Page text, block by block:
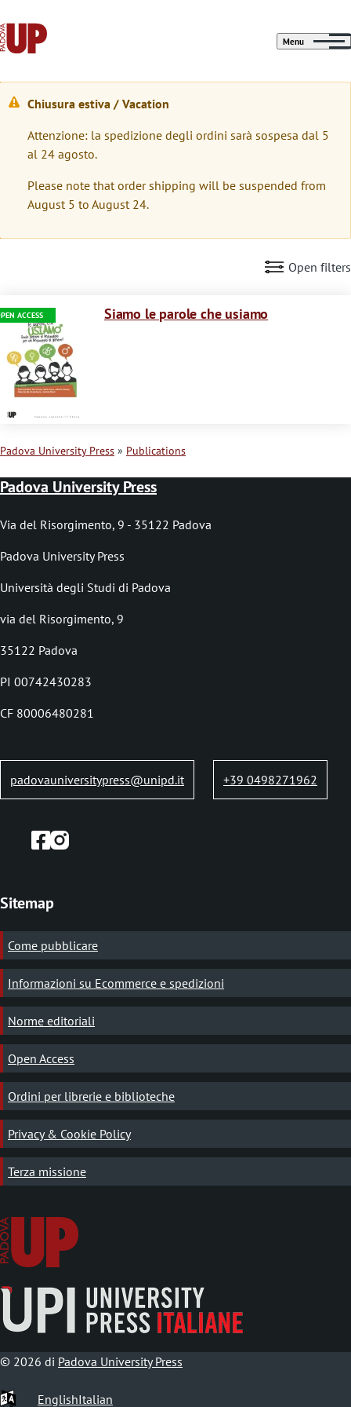
Menu
W
a
r
n
i
m
e
s
s
a
g
e
Chiusura estiva / Vacation
Attenzione: la spedizione degli ordini sarà sospesa dal 5
al 24 agosto.
Please note that order shipping will be suspended from
August 5 to August 24.
Open filters
ACCESS
Immagine Siamo le parole che usiamo
B
r
e
a
d
c
u
m
b
Padova University Press Publications
Padova University Press
Via del Risorgimento, 9 - 35122 Padova
Padova University Press
Università degli Studi di Padova
via del Risorgimento, 9
35122 Padova
PI 00742430283
CF 80006480281
padovauniversitypress@unipd.it +39 0498271962
Sitemap
Come pubblicare
Informazioni su Ecommerce e spedizioni
Norme editoriali
Open Access
Ordini per librerie e biblioteche
Privacy & Cookie Policy
Terza missione
© 2026 di Padova University Press
EnglishItalian